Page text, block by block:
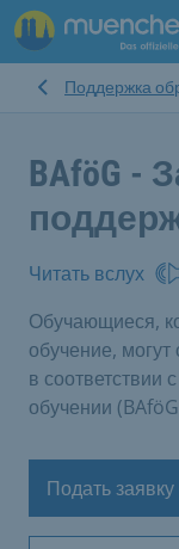
Поддержка
BAföG -
Читать вслух
Обучающиеся,
обучение,
в
обучении
Подать